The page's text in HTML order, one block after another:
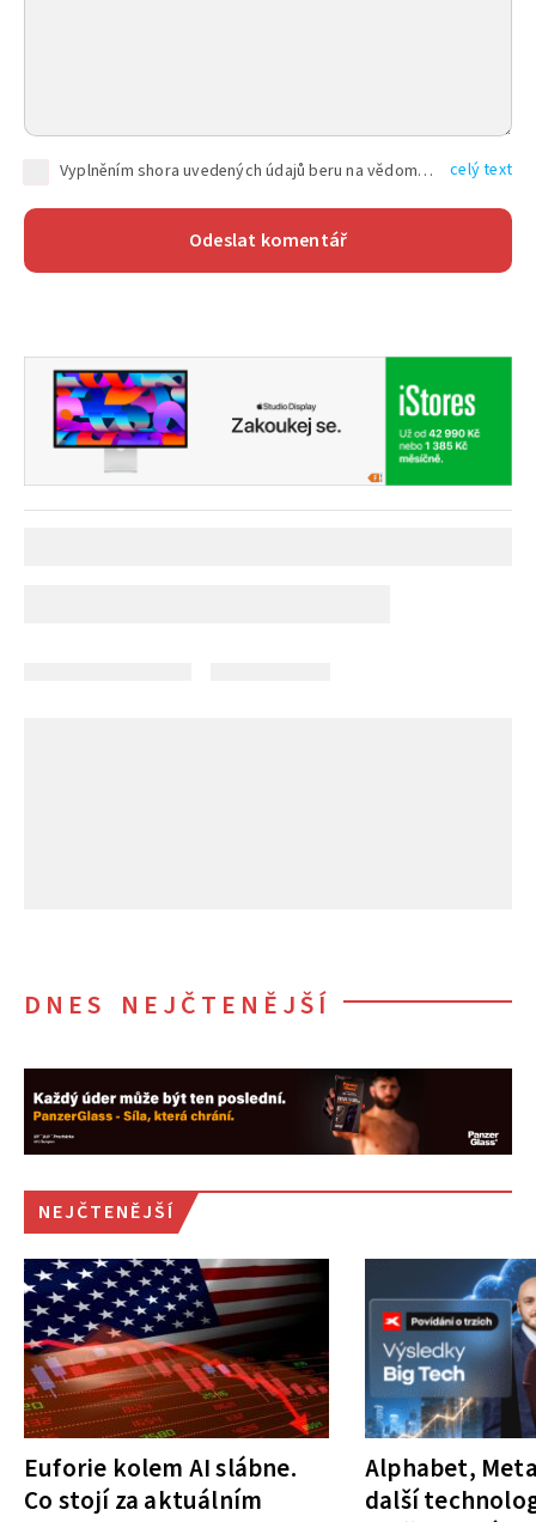
Vyplněním shora uvedených údajů beru na vědomí, že společnost TEXT FACTORY s.r.o., sídlem Brno, Durďákova 336/29, Černá Pole, PSČ: 613 00, IČ: 06157831, zapsané u Krajského soudu v Brně, oddíl C, vložka 100399, bude zpracovávat mé osobní údaje uvedené v rámci mnou vyplněného registračního formuláře na základě oprávněných zájmů TEXT FACTORY s.r.o. dle čl. 6 odst. 1 písm. f) GDPR a pro splnění právních povinností (čl. 6 odst. 1 písm. c) GDPR), a to pro tyto účely: nezbytnost zajistit oprávnění návštěvníka webových stránek provozovaných společností TEXT FACTORY s.r.o. přispívat aktivně ke zveřejněným článkům nebo v rámci diskusních fór a výkon práv TEXT FACTORY s.r.o. jako administrátora těchto diskusních fór. Více informací o zpracování osobních údajů a právech lze nalézt v celý text
DNES NEJČTENĚJŠÍ
NEJČTENĚJŠÍ
Euforie kolem AI slábne.
Co stojí za aktuálním
Alphabet,
další